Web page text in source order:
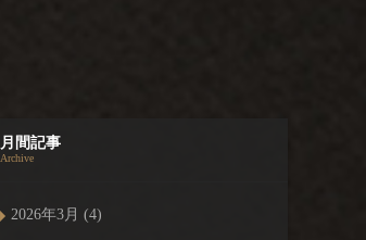
月間記事
Archive
2026年3月 (4)